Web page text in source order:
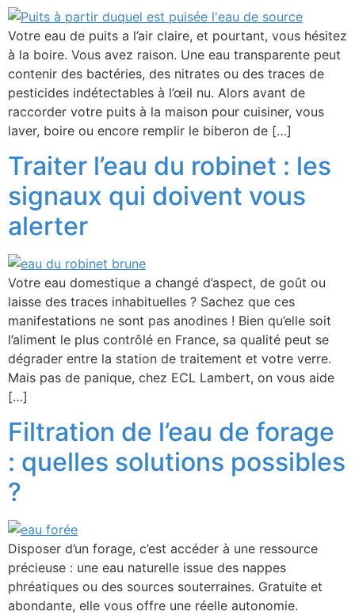
Votre eau de puits a l’air claire, et pourtant, vous hésitez
à la boire. Vous avez raison. Une eau transparente peut
contenir des bactéries, des nitrates ou des traces de
pesticides indétectables à l’œil nu. Alors avant de
raccorder votre puits à la maison pour cuisiner, vous
laver, boire ou encore remplir le biberon de […]
Traiter l’eau du robinet : les
signaux qui doivent vous
alerter
Votre eau domestique a changé d’aspect, de goût ou
laisse des traces inhabituelles ? Sachez que ces
manifestations ne sont pas anodines ! Bien qu’elle soit
l’aliment le plus contrôlé en France, sa qualité peut se
dégrader entre la station de traitement et votre verre.
Mais pas de panique, chez ECL Lambert, on vous aide
[…]
Filtration de l’eau de forage
: quelles solutions possibles
?
Disposer d’un forage, c’est accéder à une ressource
précieuse : une eau naturelle issue des nappes
phréatiques ou des sources souterraines. Gratuite et
abondante, elle vous offre une réelle autonomie.